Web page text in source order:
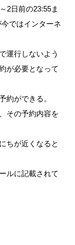
2日前の23:55ま
ではインターネ
運行しないよう
が必要となって
約ができる。
その予約内容を
ちが近くなると
ルに記載されて